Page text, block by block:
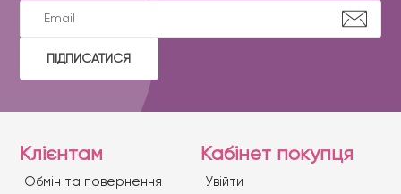
ПІДПИСАТИСЯ
Клієнтам
Обмін та повернення
Кабінет покупця
Увійти